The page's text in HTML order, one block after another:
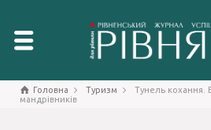
Головна Туризм
Тунель кохання.
мандрівників